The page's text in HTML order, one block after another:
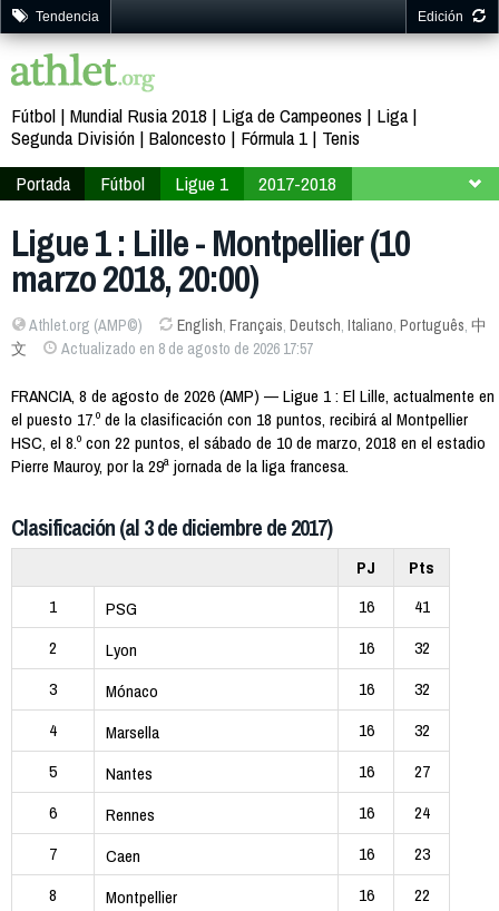
Tendencia Edición
Fútbol Mundial Rusia 2018 Liga de Campeones
Liga
Segunda División Baloncesto Fórmula 1
Tenis
Portada
Fútbol Ligue 1
2017-2018
Ligue 1 : Lille - Montpellier (10
marzo 2018, 20:00)
Athlet.org (AMP©) English, Français, Deutsch, Italiano, Português, 中
文
Actualizado en 8 de agosto de 2026 17:57
FRANCIA, 8 de agosto de 2026 (AMP) — Ligue 1 : El Lille, actualmente en
el puesto 17.º de la clasificación con 18 puntos, recibirá al Montpellier
HSC, el 8.º con 22 puntos, el sábado de 10 de marzo, 2018 en el estadio
Pierre Mauroy, por la 29ª jornada de la liga francesa.
Clasificación (al 3 de diciembre de 2017)
PJ
Pts
1
PSG 16
41
2
Lyon 16
32
3
Mónaco 16
32
4
Marsella 16
32
5
Nantes 16
27
6
Rennes 16
24
7
Caen 16
23
8
Montpellier 16
22